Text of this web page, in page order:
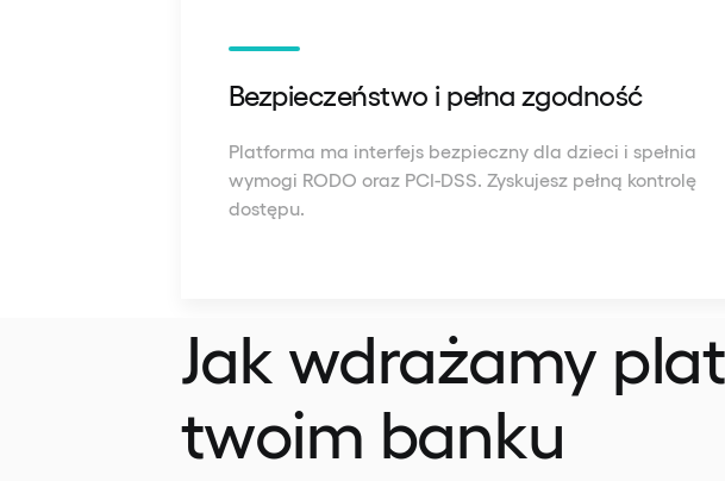
Bezpieczeństwo i pełna zgodność
Platforma ma interfejs bezpieczny dla dzieci i spełnia
wymogi RODO oraz PCI-DSS. Zyskujesz pełną kontrolę
dostępu.
Jak wdrażamy
twoim banku